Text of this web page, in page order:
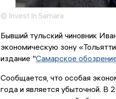
© Invest In Samara
Бывший тульский чиновник
экономическую зону
издание "Самарское
Сообщается, что особая
года и является убыточной. В